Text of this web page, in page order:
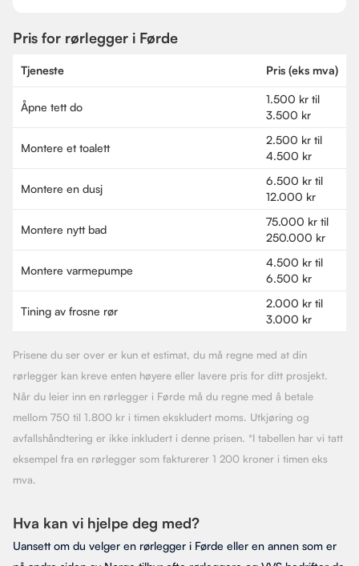
Pris for rørlegger i Førde
Tjeneste Pris (eks mva)
Åpne tett do
1.500 kr til
3.500 kr
Montere et toalett
2.500 kr til
4.500 kr
Montere en dusj
6.500 kr til
12.000 kr
Montere nytt bad
75.000 kr til
250.000 kr
Montere varmepumpe
4.500 kr til
6.500 kr
Tining av frosne rør
2.000 kr til
3.000 kr
Prisene du ser over er kun et estimat, du må regne med at din
rørlegger kan kreve enten høyere eller lavere pris for ditt prosjekt.
Når du leier inn en rørlegger i Førde må du regne med å betale
mellom 750 til 1.800 kr i timen ekskludert moms. Utkjøring og
avfallshåndtering er ikke inkludert i denne prisen. *I tabellen har vi tatt
eksempel fra en rørlegger som fakturerer 1 200 kroner i timen eks
mva.
Hva kan vi hjelpe deg med?
Uansett om du velger en rørlegger i Førde eller en annen som er